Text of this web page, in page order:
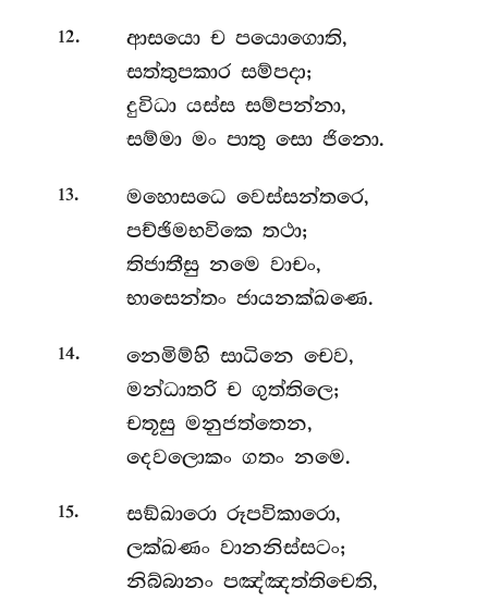
12. ආසයො ච පයොගොති,
සත්තුපකාර සම්පදා;
දුවිධා යස්ස සම්පන්නා,
සම්මා මං පාතු සො ජිනො.
13.
මහොසධෙ වෙස්සන්තරෙ,
පච්ඡිමභවිකෙ තථා;
තිජාතීසු නමෙ වාචං,
භාසෙන්තං ජායනක්ඛණෙ.
14. නෙමිම්හි සාධිනෙ චෙව,
මන්ධාතරි ච ගුත්තිලෙ;
චතූසු මනුජත්තෙන,
දෙවලොකං ගතං නමෙ.
15.
සඞ්ඛාරො රූපවිකාරො,
ලක්ඛණං වානනිස්සටං;
නිබ්බානං පඤ්ඤත්තිචෙති,